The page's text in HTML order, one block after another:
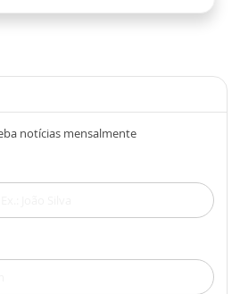
notícias mensalmente